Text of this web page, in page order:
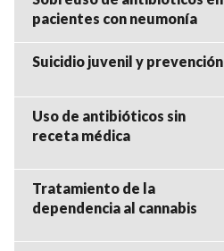
pacientes con neumonía
Suicidio juvenil y prevención
Uso de antibióticos sin
receta médica
Tratamiento de la
dependencia al cannabis